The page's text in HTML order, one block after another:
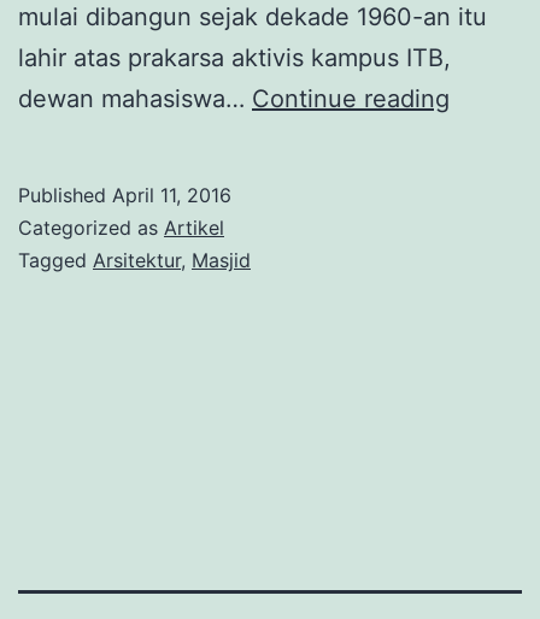
mulai dibangun sejak dekade 1960-an itu
lahir atas prakarsa aktivis kampus ITB,
dewan mahasiswa… Continue reading
Published April 11, 2016
Categorized as Artikel
Tagged Arsitektur, Masjid